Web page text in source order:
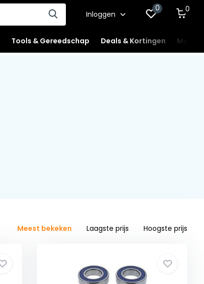
Inloggen
0 0
Tools & Gereedschap Deals & Kortingen
Meest bekeken Laagste prijs Hoogste prijs